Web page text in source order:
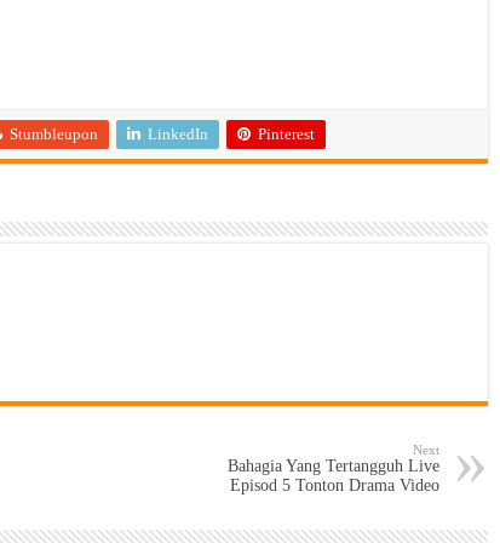
Stumbleupon LinkedIn Pinterest
Next
Bahagia Yang Tertangguh Live
Episod 5 Tonton Drama Video